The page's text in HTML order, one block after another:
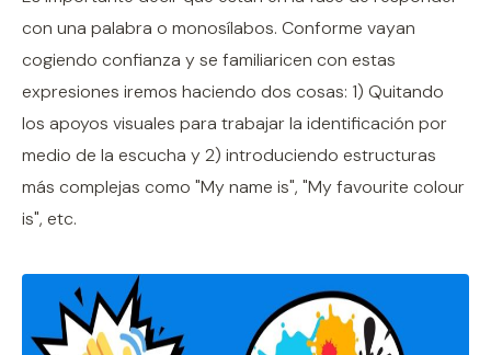
con una palabra o monosílabos. Conforme vayan
cogiendo confianza y se familiaricen con estas
expresiones iremos haciendo dos cosas: 1) Quitando
los apoyos visuales para trabajar la identificación por
medio de la escucha y 2) introduciendo estructuras
más complejas como "My name is", "My favourite colour
is", etc.